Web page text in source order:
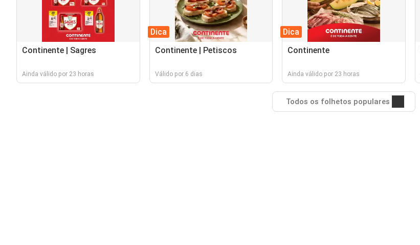
Continente | Sagres
Ainda válido por 23 horas
Dica
Continente | Petiscos
Válido por 6 dias
Dica
Continente
Ainda válido por 23 horas
Todos os folhetos populares